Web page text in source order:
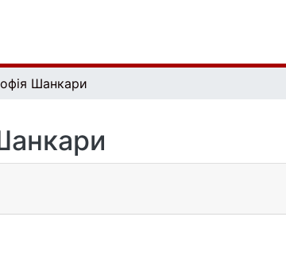
Шанкари